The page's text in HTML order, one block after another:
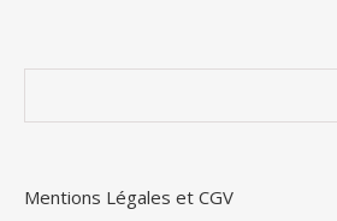
Mentions Légales et CGV